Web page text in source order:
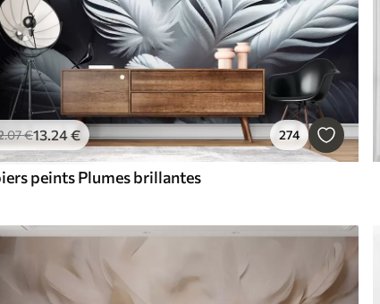
.07€13.24€ 274
peints Plumes brillantes